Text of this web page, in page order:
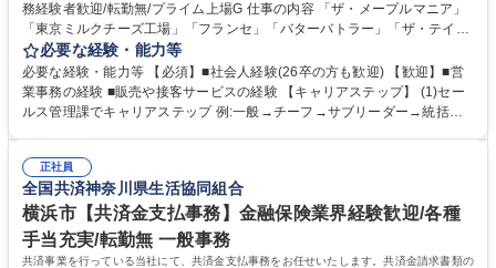
務経験者歓迎/転勤無/プライム上場G 仕事の内容 「ザ・メープルマニア」
「東京ミルクチーズ工場」「フランセ」「バターバトラー」「ザ・テイラ
ー」「DROOLY」等のブランドを多数展開する当社にて、オリジナル菓子
ブランド商品の事務業務をお任せいたします。 【具体的な業務内容】 ■店
舗からの発注受付/PC入力業務 ■受電対応(社内/社外) ■商品のマスター登
録 ■日々の売上抽出・報告 ■提携企業への書類送付業務 ■契約書管理業務
必要な経験・能力等
必要な経験・能力等 【必須】■社会人経験(26卒の方も歓迎) 【歓迎】■営
業事務の経験 ■販売や接客サービスの経験 【キャリアステップ】 (1)セー
ルス管理課でキャリアステップ 例:一般→チーフ→サブリーダー→統括リ
や個別面談を通してご自身のキャリアと向き合っていただき、会社として
もバックアップしていきます。 学歴・資格 学歴：大学院 大学 高専 短大
専修学校 高校 語学力： 資格：
正社員
全国共済神奈川県生活協同組合
横浜市【共済金支払事務】金融保険業界経験歓迎/各種
手当充実/転勤無 一般事務
共済事業を行っている当社にて、共済金支払事務をお任せいたします。共済金請求書類の